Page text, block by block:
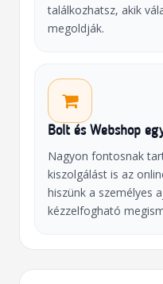
találkozhatsz, akik
megoldják.
Bolt és Webshop
Nagyon fontosnak
kiszolgálást is az
hiszünk a személyes
kézzelfogható